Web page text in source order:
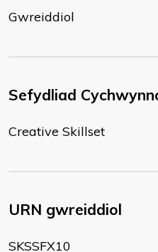
Gwreiddiol
Sefydliad
Creative Skillset
URN gwreiddiol
SKSSFX10